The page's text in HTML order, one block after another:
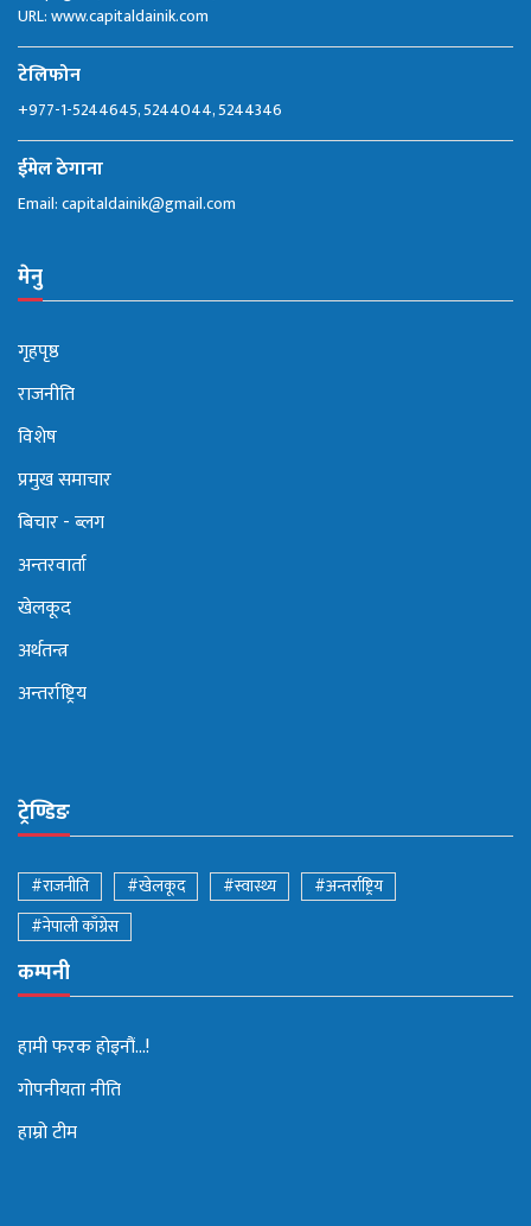
URL: www.capitaldainik.com
टेलिफोन
+977-1-5244645, 5244044, 5244346
ईमेल ठेगाना
Email:capitaldainik@gmail.com
मेनु
गृहपृष्ठ
राजनीति
विशेष
प्रमुख समाचार
बिचार - ब्लग
अन्तरवार्ता
खेलकूद
अर्थतन्त्र
अन्तर्राष्ट्रिय
ट्रेण्डिङ
#राजनीति #खेलकूद #स्वास्थ्य
#अन्तर्राष्ट्रिय
#नेपाली काँग्रेस
कम्पनी
हामी फरक होइनौं...!
गोपनीयता नीति
हाम्रो टीम